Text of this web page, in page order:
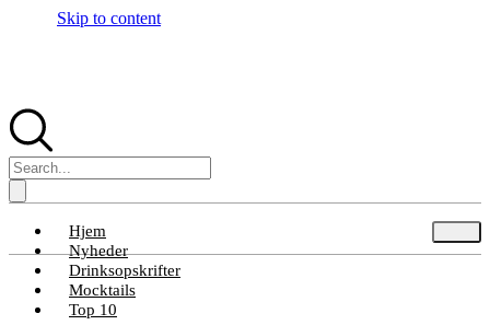
Skip to content
Hjem
Nyheder
Drinksopskrifter
Mocktails
Top 10